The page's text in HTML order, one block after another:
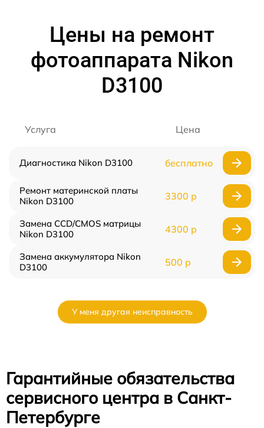
Цены на ремонт
фотоаппарата Nikon
D3100
Услуга Цена
Диагностика Nikon D3100 бесплатно
Ремонт материнской платы
Nikon D3100
3300 р
Замена CCD/CMOS матрицы
Nikon D3100
4300 р
Замена аккумулятора Nikon
D3100
500 р
У меня другая неисправность
Гарантийные обязательства
сервисного центра в Санкт-
Петербурге